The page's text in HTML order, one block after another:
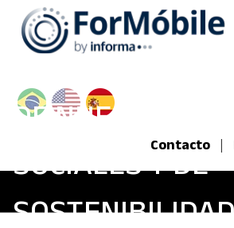
Contacto |
¿YA ESTÁS
DE NUESTRAS
SOCIALES Y DE